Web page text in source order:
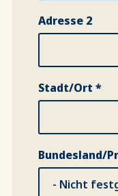
Adresse 2
Stadt/Ort *
Bundesland/